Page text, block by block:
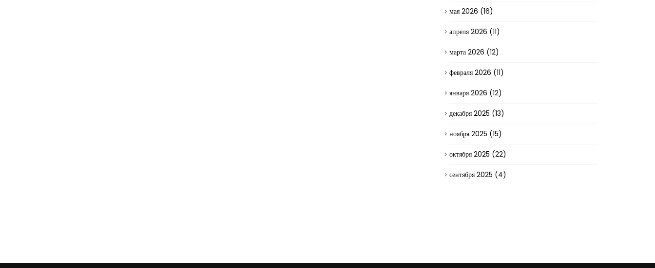
мая 2026 (16)
апреля 2026 (11)
марта 2026 (12)
февраля 2026 (11)
января 2026 (12)
декабря 2025 (13)
ноября 2025 (15)
октября 2025 (22)
сентября 2025 (4)